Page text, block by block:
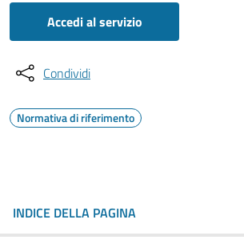
Accedi al servizio
Condividi
Normativa di riferimento
INDICE DELLA PAGINA